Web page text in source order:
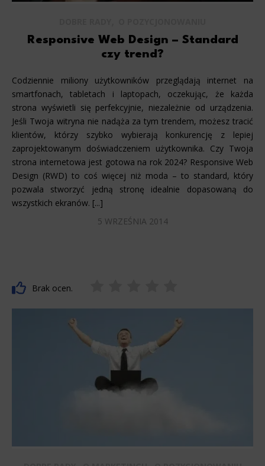
Responsive Web Design – Standard
czy trend?
Codziennie miliony użytkowników przeglądają internet na
smartfonach, tabletach i laptopach, oczekując, że każda
strona wyświetli się perfekcyjnie, niezależnie od urządzenia.
Jeśli Twoja witryna nie nadąża za tym trendem, możesz tracić
klientów, którzy szybko wybierają konkurencję z lepiej
zaprojektowanym doświadczeniem użytkownika. Czy Twoja
strona internetowa jest gotowa na rok 2024? Responsive Web
Design (RWD) to coś więcej niż moda – to standard, który
pozwala stworzyć jedną stronę idealnie dopasowaną do
wszystkich ekranów. [...]
5 WRZEŚNIA 2014
Brak ocen.